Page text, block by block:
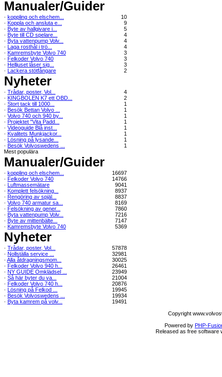
Manualer/Guider
· koppling och elschem...
10
· Koppla och ansluta e...
9
· Byte av hallgivare i...
5
· Byte till CD spelare...
4
· Byta vattenpump Volv...
4
· Laga rosthål i trö...
4
· Kamremsbyte Volvo 740
3
· Felkoder Volvo 740
3
· Helljuset låser sig...
3
· Lackera stötfångare 2
Nyheter
· Trådar, poster, Vol...
4
· KINGBOLEN K7 ett OBD...
2
· Stort tack till 1000...
1
· Besök Bettan Volvo ...
1
· Volvo 740 och 940 by...
1
· Projektet "Vita Padd...
1
· Videoguide Blå inst...
1
· Kvalitets Munkjackor...
1
· Lösning på lysande...
1
· Besök Volvoswedens ...
1
Mest populära
Manualer/Guider
· koppling och elschem...
16697
· Felkoder Volvo 740
14766
· Luftmassemätare
9041
· Komplett felsökning...
8937
· Rengöring av spjäl...
8837
· Volvo 740 armatur sa...
8169
· Felsökning av gener...
7860
· Byta vattenpump Volv...
7216
· Byte av mittenbälte...
7147
· Kamremsbyte Volvo 740 5369
Nyheter
· Trådar, poster, Vol...
57878
· Nollställa service ...
32981
· Alla åtdragningsmom...
30025
· Felkoder Volvo 940 h...
26461
· NY GUIDE Omklädsel ...
23949
· Så här byter du va...
21004
· Felkoder Volvo 740 h...
20876
· Lösning på Felkod ...
19945
· Besök Volvoswedens ...
19934
· Byta kamrem på volv...
19491
Copyright
Powered by PHP-
Released as free software